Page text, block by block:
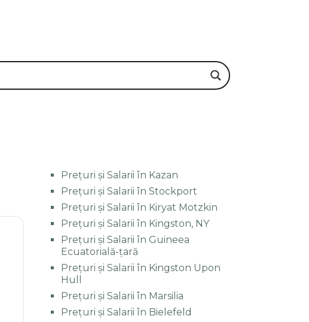
Prețuri și Salarii în Kazan
Prețuri și Salarii în Stockport
Prețuri și Salarii în Kiryat Motzkin
Prețuri și Salarii în Kingston, NY
Prețuri și Salarii în Guineea
Ecuatorială-țară
Prețuri și Salarii în Kingston Upon
Hull
Prețuri și Salarii în Marsilia
Prețuri și Salarii în Bielefeld